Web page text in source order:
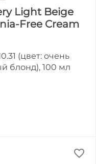
Light Beige
Free Cream
(цвет: очень
блонд), 100 мл